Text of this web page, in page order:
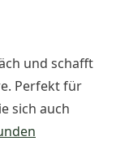
und schafft
Perfekt für
sich auch